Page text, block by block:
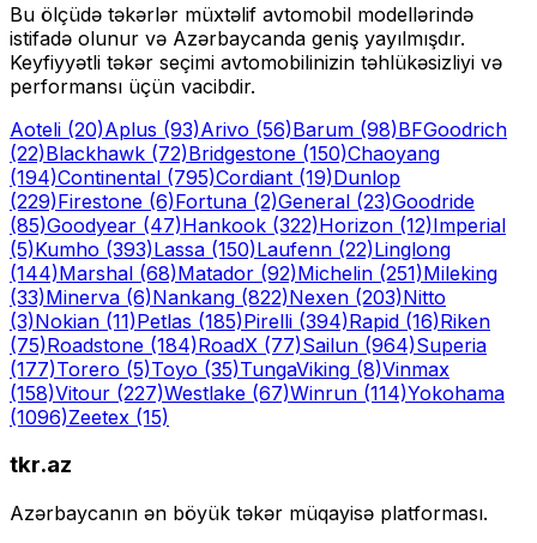
Bu ölçüdə təkərlər müxtəlif avtomobil modellərində
istifadə olunur və Azərbaycanda geniş yayılmışdır.
Keyfiyyətli təkər seçimi avtomobilinizin təhlükəsizliyi və
performansı üçün vacibdir.
Aoteli (20)Aplus (93)Arivo (56)Barum (98)BFGoodrich
(22)Blackhawk (72)Bridgestone (150)Chaoyang
(194)Continental (795)Cordiant (19)Dunlop
(229)Firestone (6)Fortuna (2)General (23)Goodride
(85)Goodyear (47)Hankook (322)Horizon (12)Imperial
(5)Kumho (393)Lassa (150)Laufenn (22)Linglong
(144)Marshal (68)Matador (92)Michelin (251)Mileking
(33)Minerva (6)Nankang (822)Nexen (203)Nitto
(3)Nokian (11)Petlas (185)Pirelli (394)Rapid (16)Riken
(75)Roadstone (184)RoadX (77)Sailun (964)Superia
(177)Torero (5)Toyo (35)TungaViking (8)Vinmax
(158)Vitour (227)Westlake (67)Winrun (114)Yokohama
(1096)Zeetex (15)
tkr.az
Azərbaycanın ən böyük təkər müqayisə platforması.